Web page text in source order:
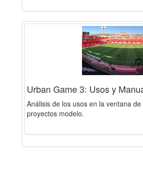
Urban Game 3: Usos y
Análisis de los usos en la ventana
proyectos modelo.